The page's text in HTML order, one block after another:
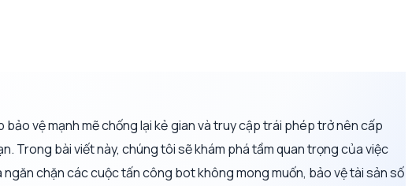
vệ mạnh mẽ chống lại kẻ gian và truy cập trái phép trở nên cấp
Trong bài viết này, chúng tôi sẽ khám phá tầm quan trọng của việc
chặn các cuộc tấn công bot không mong muốn, bảo vệ tài sản số